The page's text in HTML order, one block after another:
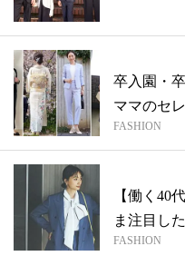
卒入園・
ママのセ
FASHION
【働く40
ま注目し
FASHION